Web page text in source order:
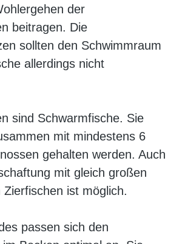
der
beitragen. Die
sollten den Schwimmraum
allerdings nicht
sind Schwarmfische. Sie
mit mindestens 6
gehalten werden. Auch
mit gleich großen
Zierfischen ist möglich.
passen sich den